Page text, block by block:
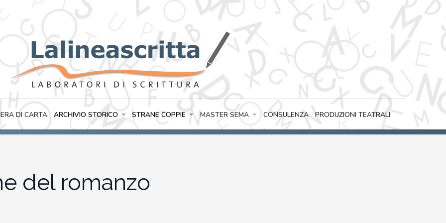
DI CARTA ARCHIVIO STORICO STRANE COPPIE MASTER SEMA CONSULENZA PRODUZIONI TEATRALI
del romanzo